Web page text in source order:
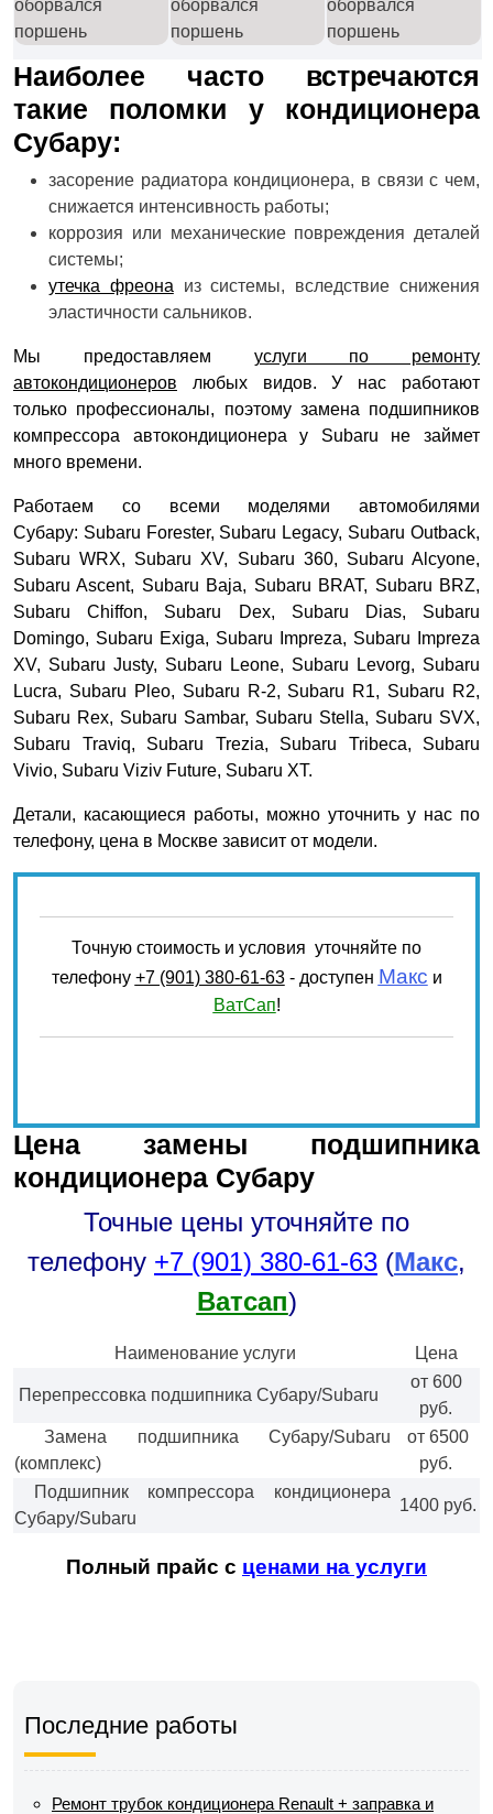
Наиболее часто встречаются
такие поломки у кондиционера
Субару:
засорение радиатора кондиционера, в связи с чем,
снижается интенсивность работы;
коррозия или механические повреждения деталей
системы;
утечка фреона из системы, вследствие снижения
эластичности сальников.
Мы предоставляем услуги по ремонту
автокондиционеров любых видов. У нас работают
только профессионалы, поэтому замена подшипников
компрессора автокондиционера у Subaru не займет
много времени.
Работаем со всеми моделями автомобилями
Субару: Subaru Forester, Subaru Legacy, Subaru Outback,
Subaru WRX, Subaru XV, Subaru 360, Subaru Alcyone,
Subaru Ascent, Subaru Baja, Subaru BRAT, Subaru BRZ,
Subaru Chiffon, Subaru Dex, Subaru Dias, Subaru
Domingo, Subaru Exiga, Subaru Impreza, Subaru Impreza
XV, Subaru Justy, Subaru Leone, Subaru Levorg, Subaru
Lucra, Subaru Pleo, Subaru R-2, Subaru R1, Subaru R2,
Subaru Rex, Subaru Sambar, Subaru Stella, Subaru SVX,
Subaru Traviq, Subaru Trezia, Subaru Tribeca, Subaru
Vivio, Subaru Viziv Future, Subaru XT.
Детали, касающиеся работы, можно уточнить у наc по
телефону, цена в Москве зависит от модели.
Точную стоимость и условия уточняйте по
телефону +7 (901) 380-61-63- доступен Макс и
ВатСап!
это поле
пустым.
Цена замены подшипника
кондиционера Субару
Точные цены уточняйте по
телефону +7 (901) 380-61-63 (Макс,
Ватсап)
Наименование услуги Цена
Перепрессовка подшипника Субару/Subaru
от 600
руб.
Замена подшипника Субару/Subaru
(комплекс)
от 6500
руб.
Подшипник компрессора кондиционера
Субару/Subaru
1400 руб.
Полный прайс с ценами на услуги
Последние работы
Ремонт трубок кондиционера Renault + заправка и